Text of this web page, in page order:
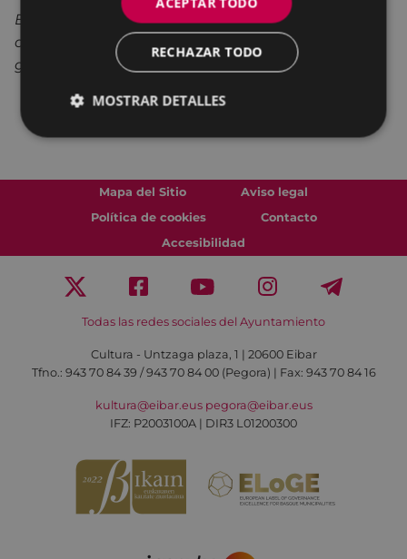
Este es un cuento en el que se viven situaciones
difíciles. Cuando parece que no hay solución,
gracias a un niño se empieza a ver la luz.
Mapa del Sitio
Aviso legal
Política de cookies
Contacto
Accesibilidad
Todas las redes sociales del Ayuntamiento
Cultura - Untzaga plaza, 1 | 20600 Eibar
Tfno.: 943 70 84 39 / 943 70 84 00 (Pegora) | Fax: 943 70 84 16
kultura@eibar.eus pegora@eibar.eus
IFZ: P2003100A | DIR3 L01200300
RECHAZAR TODO
MOSTRAR DETALLES